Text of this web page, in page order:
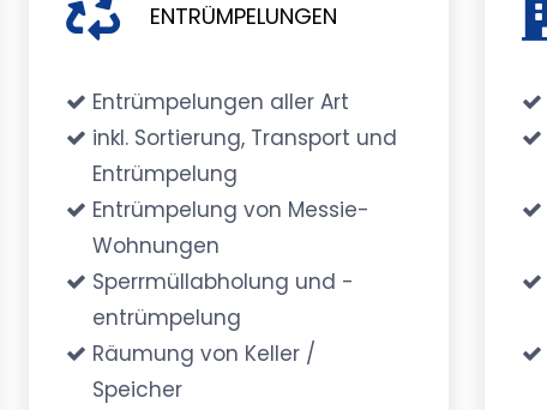
ENTRÜMPELUNGEN
Entrümpelungen aller Art
inkl. Sortierung, Transport und
Entrümpelung
Entrümpelung von Messie-
Wohnungen
Sperrmüllabholung und -
entrümpelung
Räumung von Keller /
Speicher